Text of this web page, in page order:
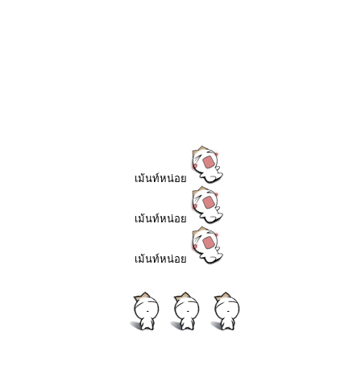
เม้นท์หน่อย
เม้นท์หน่อย
เม้นท์หน่อย